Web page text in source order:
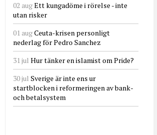
02 augEtt kungadöme i rörelse - inte
utan risker
01 augCeuta-krisen personligt
nederlag för Pedro Sanchez
31 jul Hur tänker en islamist om Pride?
30 jul Sverige är inte ens ur
startblocken i reformeringen av bank-
och betalsystem